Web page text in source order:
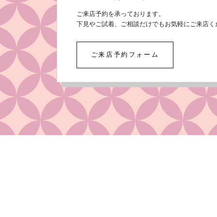
ご来店予約を承っております。
下見やご試着、ご相談だけでもお気軽にご来店
ご来店予約フォーム